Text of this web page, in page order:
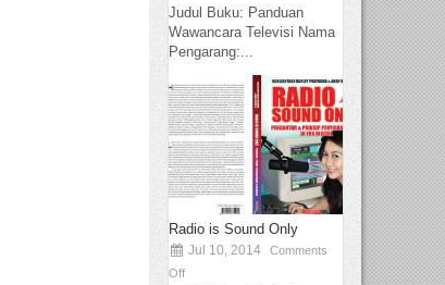
Judul Buku: Panduan
Wawancara Televisi Nama
Pengarang:...
Radio is Sound Only
Jul 10, 2014
Comments
Off